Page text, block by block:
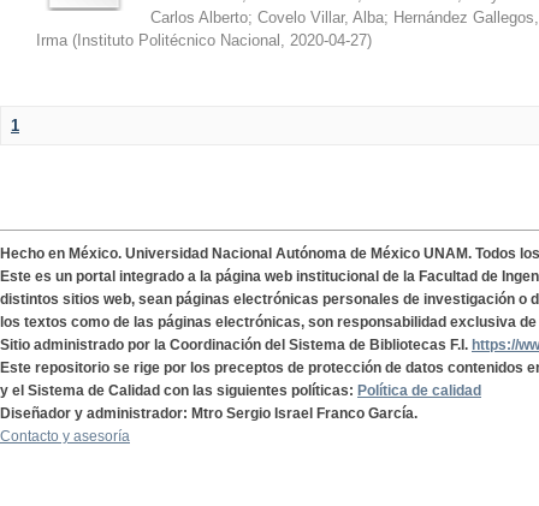
Carlos Alberto; Covelo Villar, Alba; Hernández
Irma ( Instituto Politécnico Nacional , 2020-04-27)
1
Hecho en México. Universidad Nacional Autónoma de México UNAM. Todos
Este es un portal integrado a la página web institucional de la Facultad de
distintos sitios web, sean páginas electrónicas personales de investigación o
los textos como de las páginas electrónicas, son responsabilidad exclusiva
Sitio administrado por la Coordinación del Sistema de Bibliotecas F.I. https://
Este repositorio se rige por los preceptos de protección de datos contenidos
y el Sistema de Calidad con las siguientes políticas: Política de calidad
Diseñador y administrador: Mtro Sergio Israel Franco García.
Contacto y asesoría